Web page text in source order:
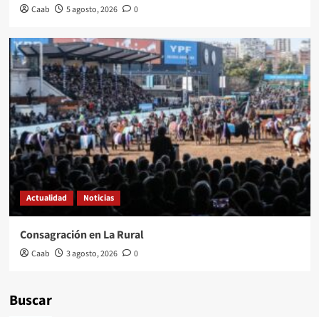
Caab 5 agosto, 2026 0
Actualidad Noticias
Consagración en La Rural
Caab 3 agosto, 2026 0
Buscar